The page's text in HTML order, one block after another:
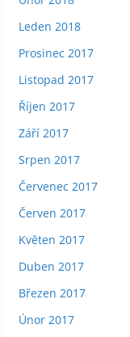
Leden 2018
Prosinec 2017
Listopad 2017
Říjen 2017
Září 2017
Srpen 2017
Červenec 2017
Červen 2017
Květen 2017
Duben 2017
Březen 2017
Únor 2017